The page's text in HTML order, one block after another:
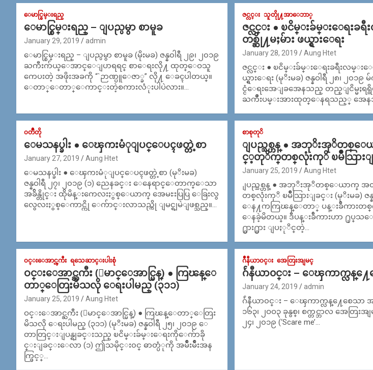
ေမာင္စြမ္းရည္
ေမာင္စြမ္းရည္ – ျပည္ပမွာ စာမူခ
January 29, 2019 admin
ေမာင္စြမ္းရည္ – ျပည္ပမွာ စာမူခ (မိုးမခ) ဇန္န၀ါရီ ၂၉၊ ၂၀၁၉
ႀကီးက်ယ္ေအာင္ေျပာရရင္ စာေရးလို႔ ထုတ္ေဝသူ
ကေပးတဲ့ အဖိုးအခကို “`ဉာဏ္ပူေဇာ္ခ” လို႔ ေခၚပါတယ္။
ေတာ္ေတာ္ေကာင္းတဲ့စကားလံုးပါပဲလား။…
ဇင္လင္း သူတိုု႔အာေဘာ္
ဇင္လင္း ● ၿငိမ္းခ်မ္းေရးခ
တစ္ဆို႔မႈမ်ား ဖယ္ရွားေရး
January 28, 2019 Aung Htet
ဇင္လင္း ● ၿငိမ္းခ်မ္းေရးခရီးလမ္းေ
ယ္ရွားေရး (မုိးမခ) ဇန္နဝါရီ ၂၈၊ ၂၀၁
င္ငံေရးအေျခအေနသည္ တည္ျငိမ္မႈရ
ႀကိဳးပမ္းအားထုတ္ေနရသည့္ အေနအ
၀တၳဳတို
ေမသနပ္ခါး ● ေၾကးမံုျပင္ေပၚဖတ္တဲ့စာ
January 27, 2019 Aung Htet
ေမသနပ္ခါး ● ေၾကးမံုျပင္ေပၚဖတ္တဲ့စာ (မုိးမခ)
ဇန္နဝါရီ ၂၇၊ ၂၀၁၉ (၁) ညေနခင္း ေနေရာင္ေတာက္ေသာ
အခ်ိန္တိုင္း ထိုမိန္းကေလးႏွစ္ေယာက္ အေမႊးပြပြ ေခြးလွ
လွေလးႏွစ္ေကာင္ကို ေက်ာင္းလာသည္ကို ျမင္ရျမဲျဖစ္သည္။…
စာစုတုိ
ျပည္သစ္ဟန္ ● အဘုိးအုိတစ္​​ေ
င္​့တုိက္​တစ္​လုံးကုိ ၿမိဳသြားျ
January 25, 2019 Aung Htet
ျပည္သစ္ဟန္ ● အဘုိးအုိတစ္​​ေယာက္​
တစ္​လုံးကုိ ၿမိဳသြားျခင္​း (မုိးမခ) ဇန္န
ေန႔ကကြၽန္​​ေတာ္​ ပန္​းခ်ီကားတစ္​
ေနခဲ့မိတယ္​။ ဒီပန္​းခ်ီကားဟာ ႐ုပ္​သ​
႐ွား႐ွား ျပႏုိင္​တဲ့…
၀င္းေအာင္ၾကီး ရသေဆာင္းပါးစုံ
ဝင္းေအာင္ႀကီး (ေမာင္ေအာင္မြန္) ● ကြၽန္ေ
တာ္ေတြးမိသလို ေရးပါမည္ (၃၁၁)
January 25, 2019 Aung Htet
ဝင္းေအာင္ႀကီး (ေမာင္ေအာင္မြန္) ● ကြၽန္ေတာ္ေတြး
မိသလို ေရးပါမည္ (၃၁၁) (မုိးမခ) ဇန္နဝါရီ ၂၅၊ ၂၀၁၉ ေ
တာတြင္းျပန္ရျခင္းသည္ ၿငိမ္းခ်မ္းေရးကိုေက်ာခို
င္းျခင္းေလာ (၁) ဤသမိုင္း၀င္ ဓာတ္ပံုကို အမ်ိဳးမ်ိဳးအန
က္ဖြင့္…
ဂ်ဳနီယာ၀င္း အေတြးအျမင္
ဂ်ဴနီယာ၀င္း – ေၾကာက္လန္႔ေ
January 24, 2019 admin
ဂ်ဴနီယာ၀င္း – ေၾကာက္လန္႔ေစေသာ
၁၆၃၊ ၂ဝဝ၃ ခုနွစ္၊ စက္တင္ဘာလ အေတြးအျမ
၂၄၊ ၂၀၁၉ (‘Scare me’…